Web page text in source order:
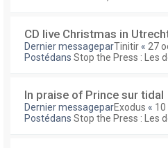
CD live Christmas in
Dernier messageparTinitir « 27
Postédans Stop the Press : Les
In praise of Prince sur tidal
Dernier messageparExodus « 10
Postédans Stop the Press : Les